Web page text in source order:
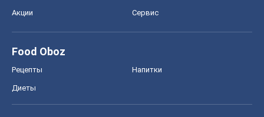
Акции Сервис
Food Oboz
Рецепты Напитки
Диеты